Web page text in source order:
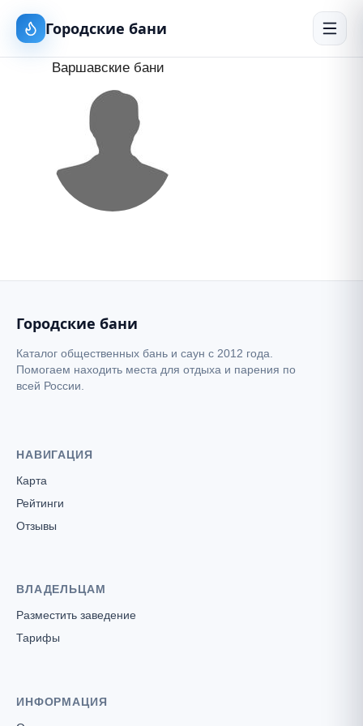
Городские бани
Варшавские бани
Городские бани
Каталог общественных бань и саун с 2012 года.
Помогаем находить места для отдыха и парения по
всей России.
НАВИГАЦИЯ
Карта
Рейтинги
Отзывы
ВЛАДЕЛЬЦАМ
Разместить заведение
Тарифы
ИНФОРМАЦИЯ